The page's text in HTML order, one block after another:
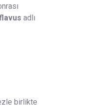
adlı
birlikte